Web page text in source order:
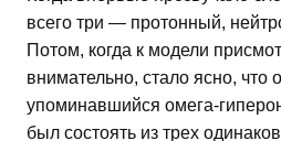
всего три — протонный,
Потом, когда к модели
внимательно, стало ясно, что
упоминавшийся омега-
был состоять из трех